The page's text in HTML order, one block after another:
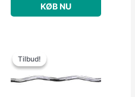
KØB NU
Tilbud!
Tilbud!
var:
er: